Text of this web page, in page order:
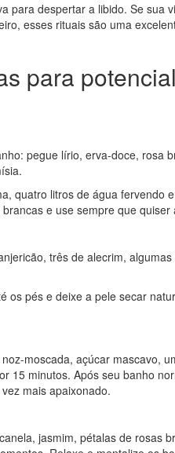
para despertar a libido. Se sua
esses rituais são uma
para
pegue lírio, erva-doce, rosa
quatro litros de água fervendo
e use sempre que quiser
três de alecrim,
os pés e deixe a pele secar
moscada, açúcar mascavo,
15 minutos. Após seu banho
mais apaixonado.
jasmim, pétalas de rosas